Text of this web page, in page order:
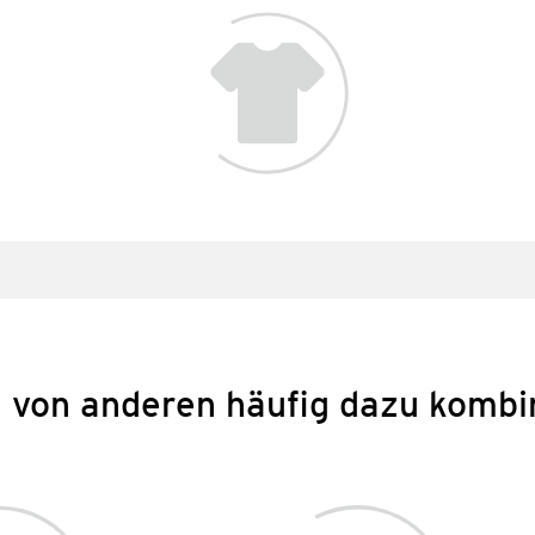
von anderen häufig dazu